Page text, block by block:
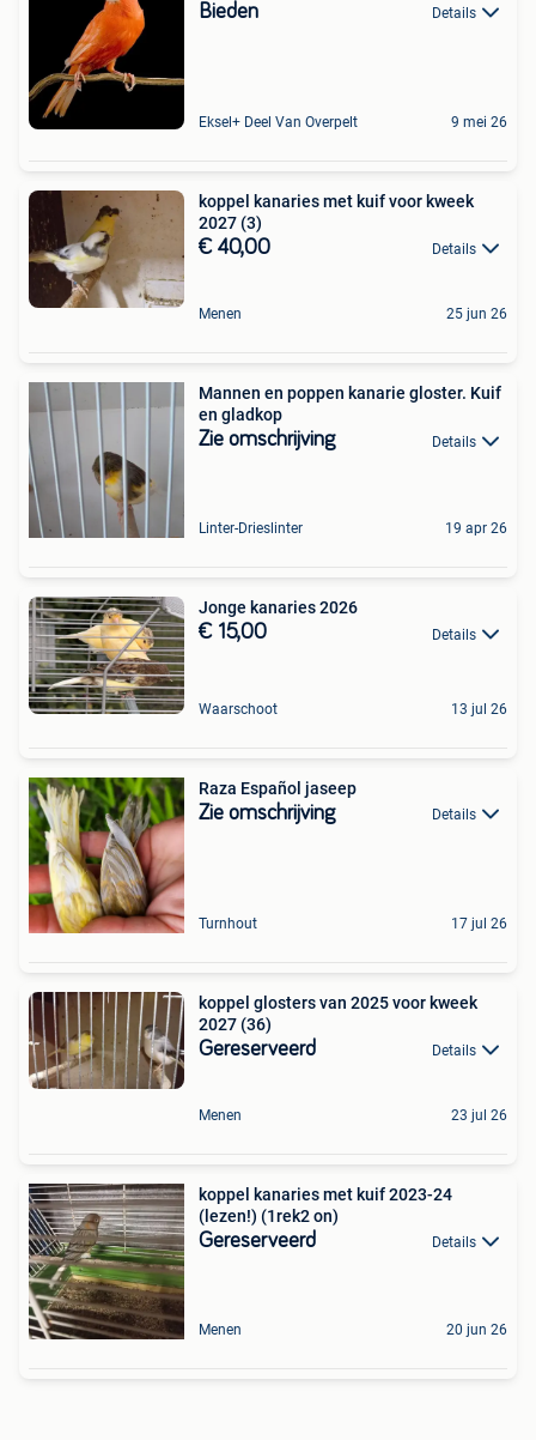
Bieden Details
Eksel+ Deel Van Overpelt 9 mei 26
koppel kanaries met kuif voor kweek
2027 (3)
€ 40,00 Details
Menen 25 jun 26
Mannen en poppen kanarie gloster. Kuif
en gladkop
Zie omschrijving Details
Linter-Drieslinter 19 apr 26
Jonge kanaries 2026
€ 15,00 Details
Waarschoot 13 jul 26
Raza Español jaseep
Zie omschrijving Details
Turnhout 17 jul 26
koppel glosters van 2025 voor kweek
2027 (36)
Gereserveerd Details
Menen 23 jul 26
koppel kanaries met kuif 2023-24
(lezen!) (1rek2 on)
Gereserveerd Details
Menen 20 jun 26